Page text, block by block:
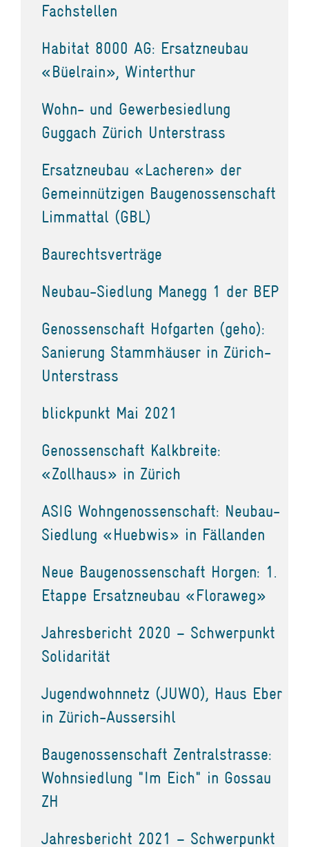
Fachstellen
Habitat 8000 AG: Ersatzneubau
«Büelrain», Winterthur
Wohn- und Gewerbesiedlung
Guggach Zürich Unterstrass
Ersatzneubau «Lacheren» der
Gemeinnützigen Baugenossenschaft
Limmattal (GBL)
Baurechtsverträge
Neubau-Siedlung Manegg 1 der BEP
Genossenschaft Hofgarten (geho):
Sanierung Stammhäuser in Zürich-
Unterstrass
blickpunkt Mai 2021
Genossenschaft Kalkbreite:
«Zollhaus» in Zürich
ASIG Wohngenossenschaft: Neubau-
Siedlung «Huebwis» in Fällanden
Neue Baugenossenschaft Horgen: 1.
Etappe Ersatzneubau «Floraweg»
Jahresbericht 2020 – Schwerpunkt
Solidarität
Jugendwohnnetz (JUWO), Haus Eber
in Zürich-Aussersihl
Baugenossenschaft Zentralstrasse:
Wohnsiedlung "Im Eich" in Gossau
ZH
Jahresbericht 2021 – Schwerpunkt